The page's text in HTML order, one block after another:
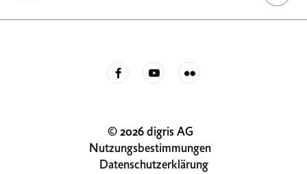
© 2026 digris AG
Nutzungsbestimmungen
Datenschutzerklärung